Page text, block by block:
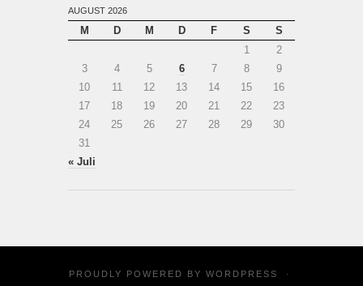
AUGUST 2026
M D M D F S
S
1
2
3
4 5 6 7 8
9
10
11 12 13 14 15
16
17
18 19 20 21 22
23
24
25 26 27 28 29
30
31
« Juli
PROUDLY POWERED BY WORDPRESS ·